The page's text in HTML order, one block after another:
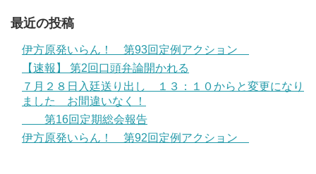
最近の投稿
伊方原発いらん！ 第93回定例アクション
【速報】 第2回口頭弁論開かれる
７月２８日入廷送り出し １３：１０からと変更になり
ました お間違いなく！
第16回定期総会報告
伊方原発いらん！ 第92回定例アクション